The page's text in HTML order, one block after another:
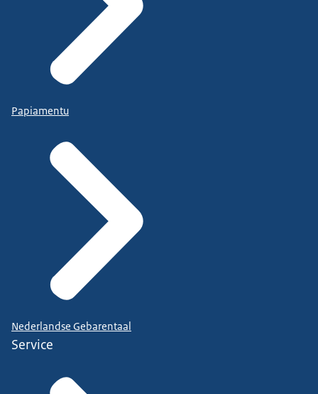
Papiamentu
Nederlandse Gebarentaal
Service